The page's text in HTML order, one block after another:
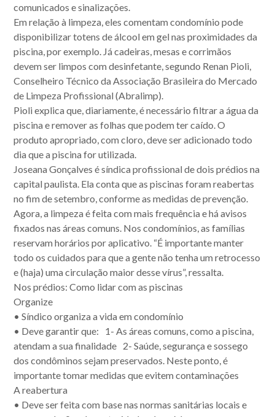
Acompanhe nossas
publicações.
comunicados e sinalizações.
Em relação à limpeza, eles comentam condomínio pode
disponibilizar totens de álcool em gel nas proximidades da
piscina, por exemplo. Já cadeiras, mesas e corrimãos
devem ser limpos com desinfetante, segundo Renan Pioli,
Conselheiro Técnico da Associação Brasileira do Mercado
de Limpeza Profissional (Abralimp).
Pioli explica que, diariamente, é necessário filtrar a água da
piscina e remover as folhas que podem ter caído. O
produto apropriado, com cloro, deve ser adicionado todo
dia que a piscina for utilizada.
Joseana Gonçalves é síndica profissional de dois prédios na
capital paulista. Ela conta que as piscinas foram reabertas
no fim de setembro, conforme as medidas de prevenção.
Agora, a limpeza é feita com mais frequência e há avisos
fixados nas áreas comuns. Nos condomínios, as famílias
reservam horários por aplicativo. “É importante manter
todo os cuidados para que a gente não tenha um retrocesso
e (haja) uma circulação maior desse vírus”, ressalta.
Nos prédios: Como lidar com as piscinas
Organize
• Síndico organiza a vida em condomínio
• Deve garantir que: 1- As áreas comuns, como a piscina,
atendam a sua finalidade 2- Saúde, segurança e sossego
dos condôminos sejam preservados. Neste ponto, é
importante tomar medidas que evitem contaminações
A reabertura
• Deve ser feita com base nas normas sanitárias locais e